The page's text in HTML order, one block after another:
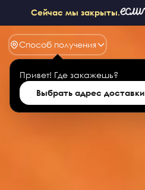
Сейчас мы закрыты.
Способ получения
Привет! Где закажешь?
Выбрать адрес доставки